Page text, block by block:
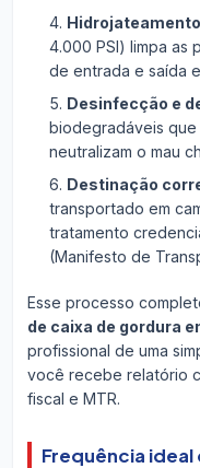
Hidrojateamento
4.000 PSI) limpa as
de entrada e saída
Desinfecção e
biodegradáveis
neutralizam o mau
Destinação
transportado em
tratamento
(Manifesto de
Esse processo
de caixa de gordura
profissional de uma
você recebe relatório
fiscal e MTR.
Frequência ideal